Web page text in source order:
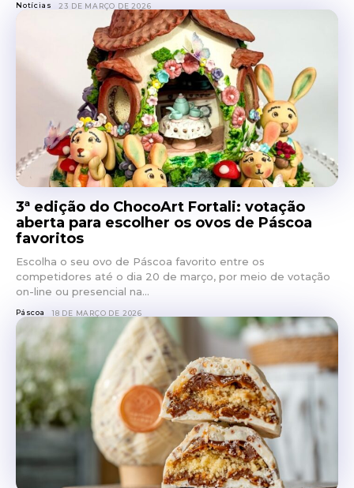
Notícias 23 DE MARÇO DE 2026
3ª edição do ChocoArt Fortali: votação
aberta para escolher os ovos de Páscoa
favoritos
Escolha o seu ovo de Páscoa favorito entre os
competidores até o dia 20 de março, por meio de votação
on-line ou presencial na...
Páscoa 18 DE MARÇO DE 2026